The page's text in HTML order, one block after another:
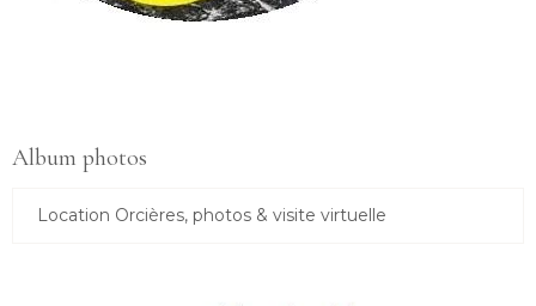
Album photos
Location Orcières, photos & visite virtuelle